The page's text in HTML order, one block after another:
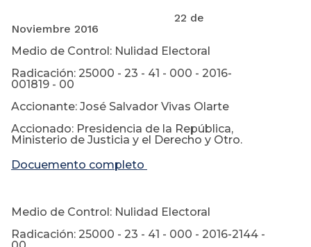
22 de
Noviembre 2016
Medio de Control: Nulidad Electoral
Radicación: 25000 - 23 - 41 - 000 - 2016-
001819 - 00
Accionante: José Salvador Vivas Olarte
Accionado: Presidencia de la República,
Ministerio de Justicia y el Derecho y Otro.
Docuemento completo
Medio de Control: Nulidad Electoral
Radicación: 25000 - 23 - 41 - 000 - 2016-2144 -